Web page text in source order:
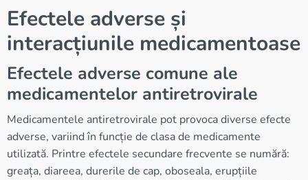
Efectele adverse și
interacțiunile medicamentoase
Efectele adverse comune ale
medicamentelor antiretrovirale
Medicamentele antiretrovirale pot provoca diverse efecte
adverse, variind în funcție de clasa de medicamente
utilizată. Printre efectele secundare frecvente se numără:
greața, diareea, durerile de cap, oboseala, erupțiile